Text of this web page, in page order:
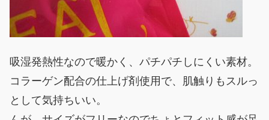
吸湿発熱性なので暖かく、パチパチしにくい素材。
コラーゲン配合の仕上げ剤使用で、肌触りもスルっ
として気持ちいい。